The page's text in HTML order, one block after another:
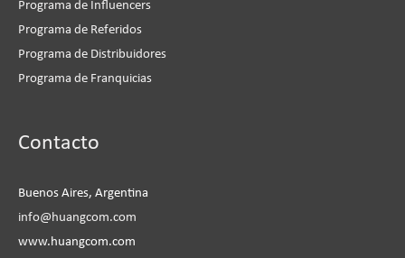
Programa de Influencers
Programa de Referidos
Programa de Distribuidores
Programa de Franquicias
Contacto
Buenos Aires, Argentina
info@huangcom.com
www.huangcom.com